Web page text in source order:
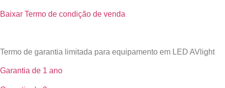
Baixar Termo de condição de venda
Termo de garantia limitada para equipamento em LED AVlight
Garantia de 1 ano